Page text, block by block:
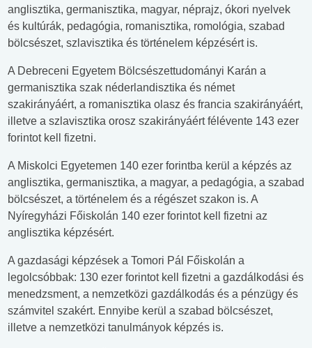
anglisztika, germanisztika, magyar, néprajz, ókori nyelvek
és kultúrák, pedagógia, romanisztika, romológia, szabad
bölcsészet, szlavisztika és történelem képzésért is.
A Debreceni Egyetem Bölcsészettudományi Karán a
germanisztika szak néderlandisztika és német
szakirányáért, a romanisztika olasz és francia szakirányáért,
illetve a szlavisztika orosz szakirányáért félévente 143 ezer
forintot kell fizetni.
A Miskolci Egyetemen 140 ezer forintba kerül a képzés az
anglisztika, germanisztika, a magyar, a pedagógia, a szabad
bölcsészet, a történelem és a régészet szakon is. A
Nyíregyházi Főiskolán 140 ezer forintot kell fizetni az
anglisztika képzésért.
A gazdasági képzések a Tomori Pál Főiskolán a
legolcsóbbak: 130 ezer forintot kell fizetni a gazdálkodási és
menedzsment, a nemzetközi gazdálkodás és a pénzügy és
számvitel szakért. Ennyibe kerül a szabad bölcsészet,
illetve a nemzetközi tanulmányok képzés is.